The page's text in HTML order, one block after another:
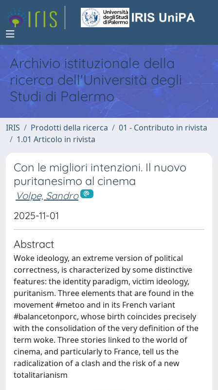
Archivio istituzionale della
ricerca dell'Università degli
Studi di Palermo
IRIS Prodotti della ricerca
01 - Contributo in rivista
1.01 Articolo in rivista
Con le migliori intenzioni. Il nuovo
puritanesimo al cinema
Volpe, Sandro
2025-11-01
Abstract
Woke ideology, an extreme version of political
correctness, is characterized by some distinctive
features: the identity paradigm, victim ideology,
puritanism. Three elements that are found in the
movement #metoo and in its French variant
#balancetonporc, whose birth coincides precisely
with the consolidation of the very definition of the
term woke. Three stories linked to the world of
cinema, and particularly to France, tell us the
radicalization of a clash and the risk of a new
totalitarianism